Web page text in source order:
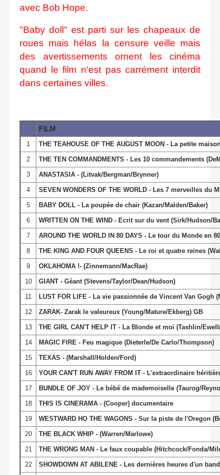
avec Bob Hope.
"Baby doll" est parti sur les chapeaux de
roues mais hélas la censure veille mais
des avertissements ornent les cinéma
quand le film n'est pas carrément interdit
dans certaines villes.
FILM
1 THE TEAHOUSE OF THE AUGUST MOON - La petite
2 THE TEN COMMANDMENTS - Les 10 commandements
3 ANASTASIA - (Litvak/Bergman/Brynner)
4 SEVEN WONDERS OF THE WORLD - Les 7 merveilles du
5 BABY DOLL - La poupée de chair (Kazan/Malden/Baker)
6 WRITTEN ON THE WIND - Ecrit sur du vent (Sirk/Hudson/
7 AROUND THE WORLD IN 80 DAYS - Le tour du Monde en
8 THE KING AND FOUR QUEENS - Le roi et quatre reines
9 OKLAHOMA !- (Zinnemann/MacRae)
10 GIANT - Géant (Stevens/Taylor/Dean/Hudson)
11 LUST FOR LIFE - La vie passionnée de Vincent Van Gogh
12 ZARAK- Zarak le valeureux (Young/Mature/Ekberg) GB
13 THE GIRL CAN'T HELP IT - La Blonde et moi (Tashlin/
14 MAGIC FIRE - Feu magique (Dieterle/De Carlo/Thompson)
15 TEXAS - (Marshall/Holden/Ford)
16 YOUR CAN'T RUN AWAY FROM IT - L'extraordinaire
17 BUNDLE OF JOY - Le bébé de mademoiselle (Taurog/
18 THIS IS CINERAMA - (Cooper) documentaire
19 WESTWARD HO THE WAGONS - Sur la piste de l'Oregon
20 THE BLACK WHIP - (Warren/Marlowe)
21 THE WRONG MAN - Le faux coupable (Hitchcock/Fonda/
22 SHOWDOWN AT ABILENE - Les dernières heures d'un